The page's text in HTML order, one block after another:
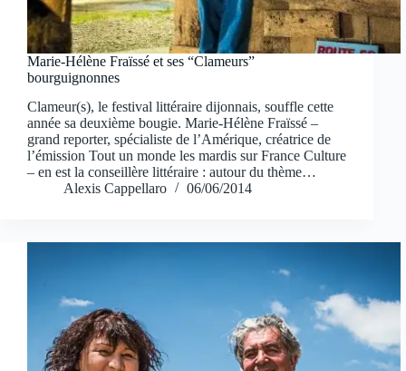
Marie-Hélène Fraïssé et ses “Clameurs”
bourguignonnes
Clameur(s), le festival littéraire dijonnais, souffle cette
année sa deuxième bougie. Marie-Hélène Fraïssé –
grand reporter, spécialiste de l’Amérique, créatrice de
l’émission Tout un monde les mardis sur France Culture
– en est la conseillère littéraire : autour du thème…
Alexis Cappellaro
06/06/2014